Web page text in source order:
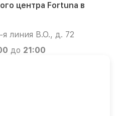
центра Fortuna в
я линия В.О., д. 72
до 21:00